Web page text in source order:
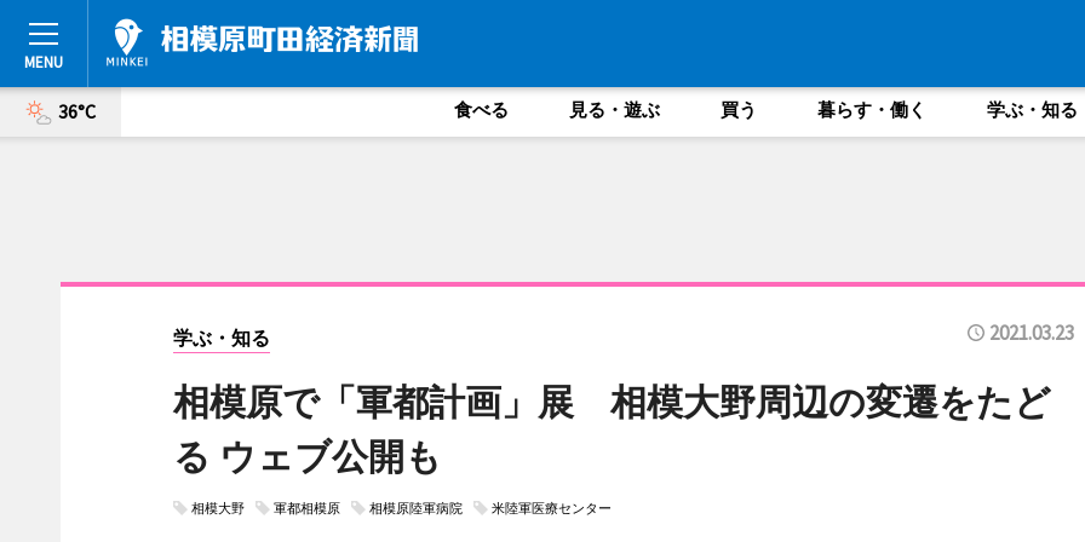
36°C 食べる 見る・遊ぶ 買う 暮らす・働く 学ぶ・知る
学ぶ・知る 2021.03.23
相模原で「軍都計画」展 相模大野周辺の変遷をたど
る ウェブ公開も
相模大野 軍都相模原 相模原陸軍病院 米陸軍医療センター